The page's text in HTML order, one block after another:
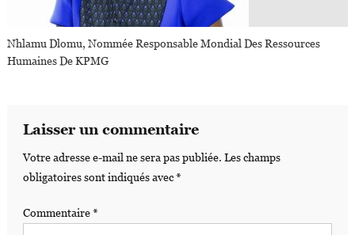
Nhlamu Dlomu, Nommée Responsable Mondial Des Ressources
Humaines De KPMG
Laisser un commentaire
Votre adresse e-mail ne sera pas publiée. Les champs
obligatoires sont indiqués avec*
Commentaire*